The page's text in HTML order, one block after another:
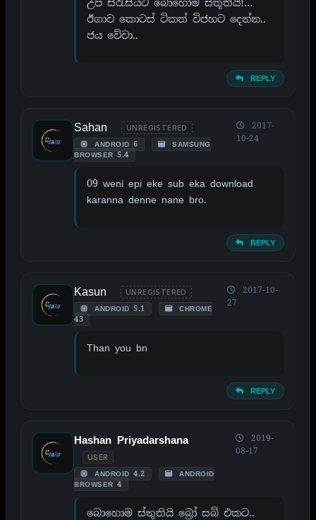
උප සිරැසියට බොහෝම ස්තූතියි!…
ඊගාව කොටස් ටිකත් විජහට දෙන්න..
ජය වේවා..
REPLY
Sahan UNREGISTERED
ANDROID 6
SAMSUNG
BROWSER 5.4
2017-
10-24
09 weni epi eke sub eka download
karanna denne nane bro.
REPLY
Kasun UNREGISTERED
ANDROID 5.1
CHROME
43
2017-10-
27
Than you bn
REPLY
Hashan Priyadarshana
USER
ANDROID 4.2
ANDROID
BROWSER 4
2019-
08-17
බොහොම ස්තුතියි බ්‍රෝ සබ් එකට..